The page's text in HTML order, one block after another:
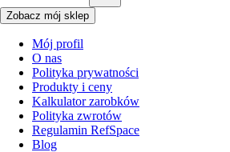
Zobacz mój sklep
Mój profil
O nas
Polityka prywatności
Produkty i ceny
Kalkulator zarobków
Polityka zwrotów
Regulamin RefSpace
Blog